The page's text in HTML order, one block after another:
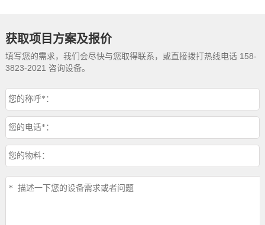
获取项目方案及报价
填写您的需求，我们会尽快与您取得联系，或直接拨打热线电话 158-
3823-2021 咨询设备。